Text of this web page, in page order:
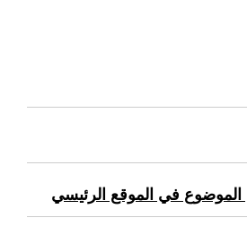
الموضوع في الموقع الرئيسي